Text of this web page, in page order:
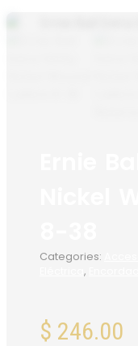
Categories:
,
$ 246.00